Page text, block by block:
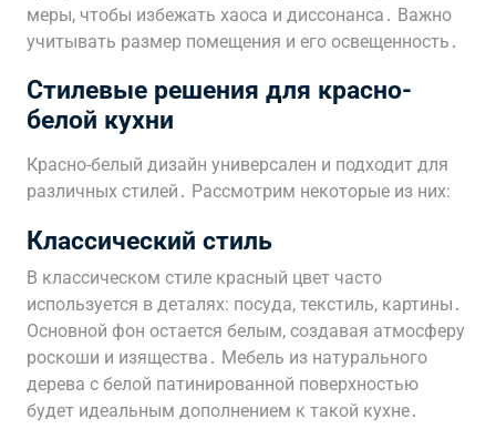
меры, чтобы избежать хаоса и диссонанса․ Важно
учитывать размер помещения и его освещенность․
Стилевые решения для красно-
белой кухни
Красно-белый дизайн универсален и подходит для
различных стилей․ Рассмотрим некоторые из них:
Классический стиль
В классическом стиле красный цвет часто
используется в деталях: посуда, текстиль, картины․
Основной фон остается белым, создавая атмосферу
роскоши и изящества․ Мебель из натурального
дерева с белой патинированной поверхностью
будет идеальным дополнением к такой кухне․